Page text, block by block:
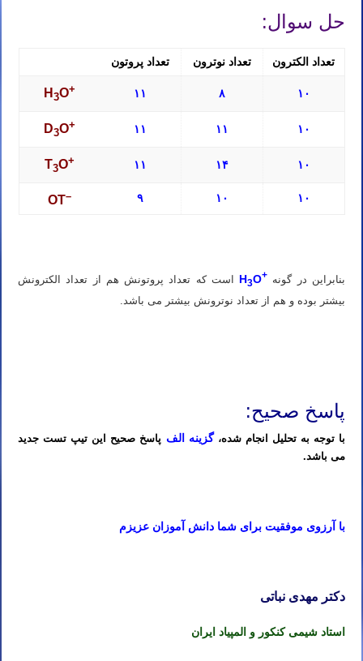
حل سوال:
تعداد الکترون تعداد نوترون تعداد پروتون
۱۰ ۸ ۱۱ +
H 3O
۱۰ ۱۱ ۱۱ +
D3O
۱۰ ۱۴ ۱۱ +
T3O
۱۰ ۱۰ ۹ –
OT
بنابراین در گونه +
H3O
است که تعداد پروتونش هم از تعداد الکترونش
بیشتر بوده و هم از تعداد نوترونش بیشتر می باشد.
پاسخ صحیح:
با توجه به تحلیل انجام شده،گزینه الف پاسخ صحیح این تیپ تست جدید
می باشد.
با آرزوی موفقیت برای شما دانش آموزان عزیزم
دکتر مهدی نباتی
استاد شیمی کنکور و المپیاد ایران